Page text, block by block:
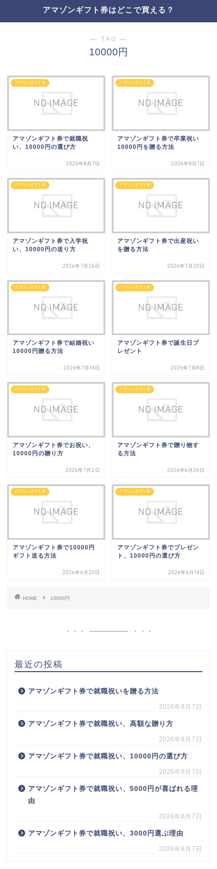
アマゾンギフト券はどこで買える？
― TAG ―
10000円
アマゾンギフト券
アマゾンギフト券で就職祝
い、10000円の選び方
2026年8月7日
アマゾンギフト券
アマゾンギフト券で卒業祝い
10000円を贈る方法
2026年8月1日
アマゾンギフト券
アマゾンギフト券で入学祝
い、10000円の送り方
2026年7月26日
アマゾンギフト券
アマゾンギフト券で出産祝い
を贈る方法
2026年7月20日
アマゾンギフト券
アマゾンギフト券で結婚祝い
10000円贈る方法
2026年7月14日
アマゾンギフト券
アマゾンギフト券で誕生日プ
レゼント
2026年7月8日
アマゾンギフト券
アマゾンギフト券でお祝い、
10000円の贈り方
2026年7月2日
アマゾンギフト券
アマゾンギフト券で贈り物す
る方法
2026年6月26日
アマゾンギフト券
アマゾンギフト券で10000円
ギフト送る方法
2026年6月20日
アマゾンギフト券
アマゾンギフト券でプレゼン
ト、10000円の選び方
2026年6月14日
HOME 10000円
最近の投稿
アマゾンギフト券で就職祝いを贈る方法
2026年8月7日
アマゾンギフト券で就職祝い、高額な贈り方
2026年8月7日
アマゾンギフト券で就職祝い、10000円の選び方
2026年8月7日
アマゾンギフト券で就職祝い、5000円が喜ばれる理
由
2026年8月7日
アマゾンギフト券で就職祝い、3000円選ぶ理由
2026年8月7日